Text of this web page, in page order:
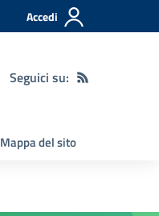
Accedi
Seguici su:
Mappa del sito